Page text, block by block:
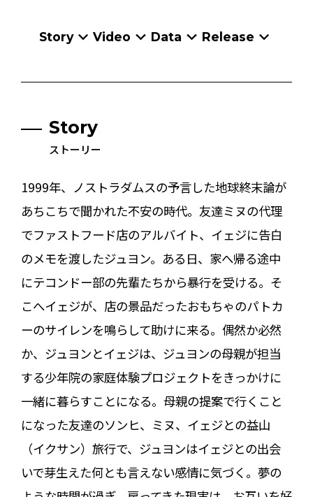
Story Video Data Release
Story
ストーリー
1999年、ノストラダムスの予言した地球終末論が
あちこちで聞かれた不安の時代。友達ミヌの代理
でファストフード店のアルバイト、イェジに告白
のメモを渡したジュヨン。ある日、家へ帰る途中
にテコンドー部の先輩たちから暴行を受ける。そ
こへイェジが、店の景品だったおもちゃのパトカ
ーのサイレンを鳴らして助けに来る。偶然か必然
か、ジュヨンとイェジは、ジュヨンの母親が担当
する少年院の家庭体験プロジェクトをきっかけに
一緒に暮らすことになる。母親の提案で行くこと
になった友達のソンヒ、ミヌ、イェジとの益山
（イクサン）旅行で、ジュヨンはイェジとの出会
いで芽生えた何とも言えない感情に気づく。夢の